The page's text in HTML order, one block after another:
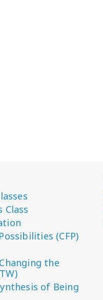
Class
(CFP)
the
of Being